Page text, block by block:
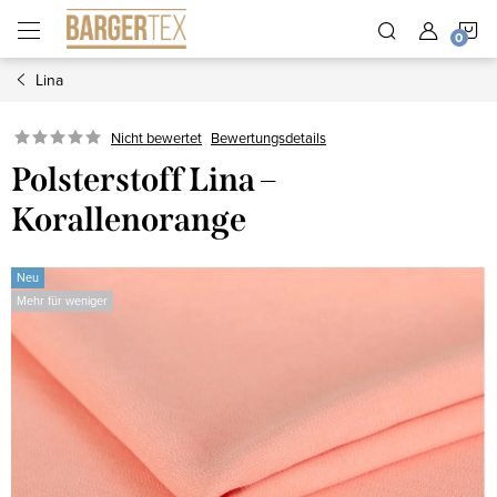
Inhalt
springen
Lina
Nicht bewertet Bewertungsdetails
Polsterstoff Lina –
Korallenorange
Neu
Mehr für weniger